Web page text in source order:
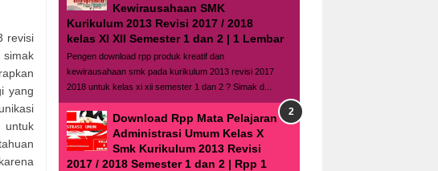
revisi
yang
untuk
Kewirausahaan SMK
Kurikulum 2013 Revisi 2017 / 2018
kelas XI XII Semester 1 dan 2 | 1 Lembar
Pengen download rpp produk kreatif dan
kewirausahaan smk pada kurikulum 2013 revisi 2017
2018 untuk kelas xi xii semester 1 dan 2 ? Simak d...
Download Rpp Mata Pelajaran
Administrasi Umum Kelas X
Smk Kurikulum 2013 Revisi
2017 / 2018 Semester 1 dan 2 | Rpp 1